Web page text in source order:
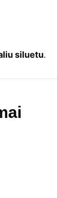
siluetu.